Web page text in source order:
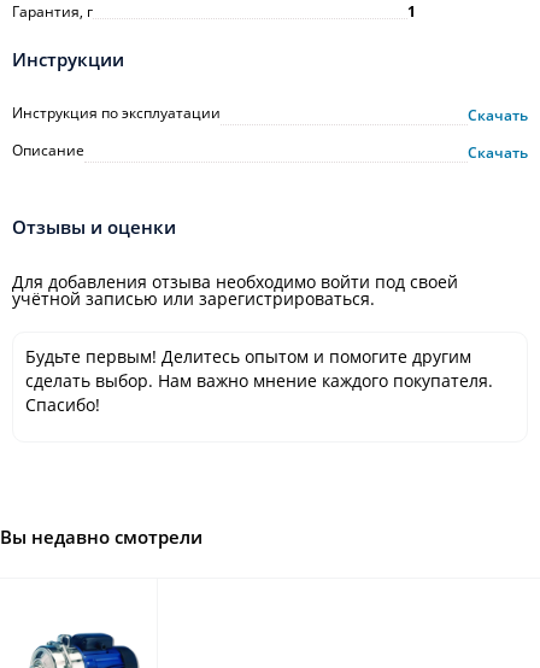
Гарантия, г
1
Инструкции
Инструкция по эксплуатации
Скачать
Описание
Скачать
Отзывы и оценки
Для добавления отзыва необходимо войти под своей
учётной записью или зарегистрироваться.
Будьте первым! Делитесь опытом и помогите другим
сделать выбор. Нам важно мнение каждого покупателя.
Спасибо!
Вы недавно смотрели